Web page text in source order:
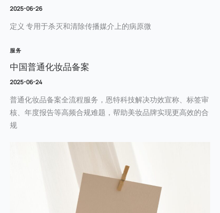
2025-06-26
定义 专用于杀灭和清除传播媒介上的病原微
服务
中国普通化妆品备案
2025-06-24
普通化妆品备案全流程服务，恩特科技解决功效宣称、标签审
核、年度报告等高频合规难题，帮助美妆品牌实现更高效的合
规